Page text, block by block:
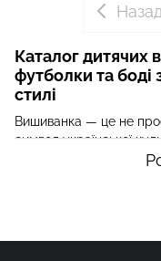
Назад
Каталог дитячих
футболки та боді
стилі
Вишиванка — це не
символ української
на вишиванці несе в